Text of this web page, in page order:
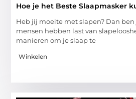
Hoe je het Beste Slaapmasker
Heb jij moeite met slapen? Dan
mensen hebben last van
manieren om je slaap te
Winkelen